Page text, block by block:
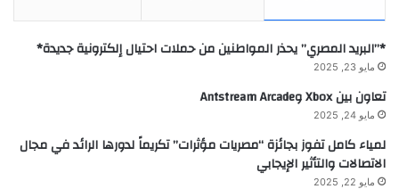
*”البريد المصري” يحذر المواطنين من حملات احتيال إلكترونية جديدة*
مايو 23, 2025
تعاون بين Xbox وAntstream Arcade
مايو 24, 2025
لمياء كامل تفوز بجائزة “مصريات مؤثرات” تكريماً لدورها الرائد في مجال
الاتصالات والتأثير الإيجابي
مايو 22, 2025